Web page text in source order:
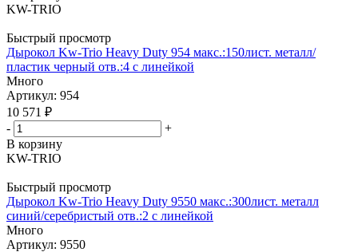
KW-TRIO
Быстрый просмотр
Дырокол Kw-Trio Heavy Duty 954 макс.:150лист. металл/
пластик черный отв.:4 с линейкой
Много
Артикул: 954
10 571 ₽
-
+
В корзину
KW-TRIO
Быстрый просмотр
Дырокол Kw-Trio Heavy Duty 9550 макс.:300лист. металл
синий/серебристый отв.:2 с линейкой
Много
Артикул: 9550